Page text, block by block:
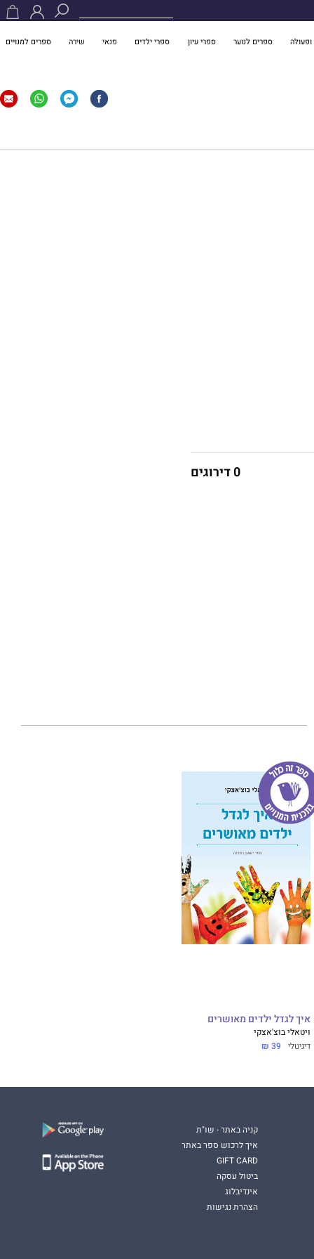
ספרים לנוער ספרי עיון ספרי ילדים פנאי שירה ספרים למנויים
0 דירוגים
איך לגדל ילדים מאושרים
ויטאלי בוצ'אצקי
דיגיטלי 39 ₪
קניה באתר - שו"ת
איך לרכוש ספר באתר
GIFT CARD
ביטול עסקה
אינדיבלוג
הצהרת נגישות